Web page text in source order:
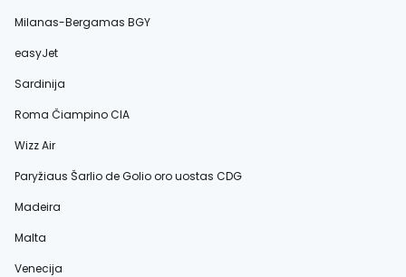
Milanas-Bergamas BGY
easyJet
Sardinija
Roma Čiampino CIA
Wizz Air
Paryžiaus Šarlio de Golio oro uostas CDG
Madeira
Malta
Venecija